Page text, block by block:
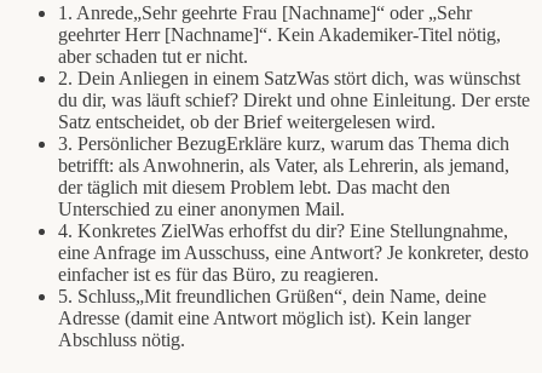
1. Anrede„Sehr geehrte Frau [Nachname]“ oder „Sehr
geehrter Herr [Nachname]“. Kein Akademiker-Titel nötig,
aber schaden tut er nicht.
2. Dein Anliegen in einem SatzWas stört dich, was wünschst
du dir, was läuft schief? Direkt und ohne Einleitung. Der erste
Satz entscheidet, ob der Brief weitergelesen wird.
3. Persönlicher BezugErkläre kurz, warum das Thema dich
betrifft: als Anwohnerin, als Vater, als Lehrerin, als jemand,
der täglich mit diesem Problem lebt. Das macht den
Unterschied zu einer anonymen Mail.
4. Konkretes ZielWas erhoffst du dir? Eine Stellungnahme,
eine Anfrage im Ausschuss, eine Antwort? Je konkreter, desto
einfacher ist es für das Büro, zu reagieren.
5. Schluss„Mit freundlichen Grüßen“, dein Name, deine
Adresse (damit eine Antwort möglich ist). Kein langer
Abschluss nötig.